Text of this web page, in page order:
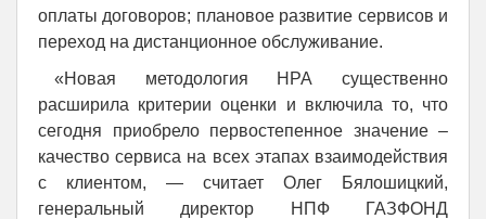
оплаты договоров; плановое развитие сервисов и
переход на дистанционное обслуживание.
«Новая методология НРА существенно
расширила критерии оценки и включила то, что
сегодня приобрело первостепенное значение –
качество сервиса на всех этапах взаимодействия
с клиентом, — считает Олег Бялошицкий,
генеральный директор НПФ ГАЗФОНД